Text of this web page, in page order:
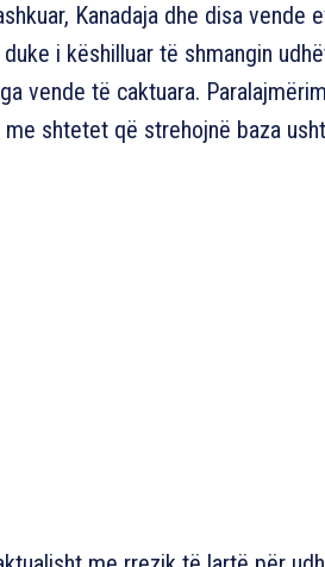
Kanadaja dhe disa vende
i këshilluar të shmangin
vende të caktuara.
shtetet që strehojnë baza